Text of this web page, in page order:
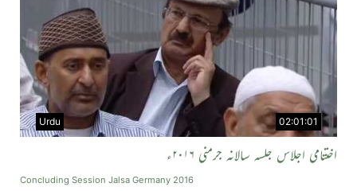
02:01:01
Urdu
اختتامی اجلاس جلسہ سالانہ جرمنی ۲۰۱۶ء
Concluding Session Jalsa Germany 2016